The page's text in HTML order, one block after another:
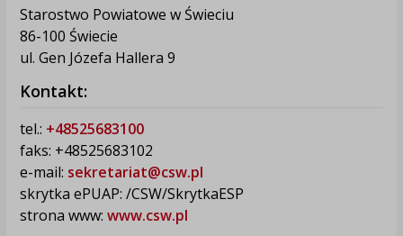
Starostwo Powiatowe w Świeciu
86-100 Świecie
ul. Gen Józefa Hallera 9
Kontakt:
tel.: +48525683100
faks: +48525683102
e-mail: sekretariat@csw.pl
skrytka ePUAP: /CSW/SkrytkaESP
strona www: www.csw.pl